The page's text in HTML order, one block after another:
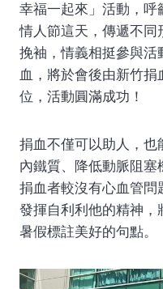
幸福一起來」活動，呼
情人節這天，傳遞不
挽袖，情義相挺參與
血，將於會後由新竹
位，活動圓滿成功！
捐血不僅可以助人，也
內鐵質、降低動脈阻塞
捐血者較沒有心血管問
發揮自利利他的精神
暑假標註美好的句點。